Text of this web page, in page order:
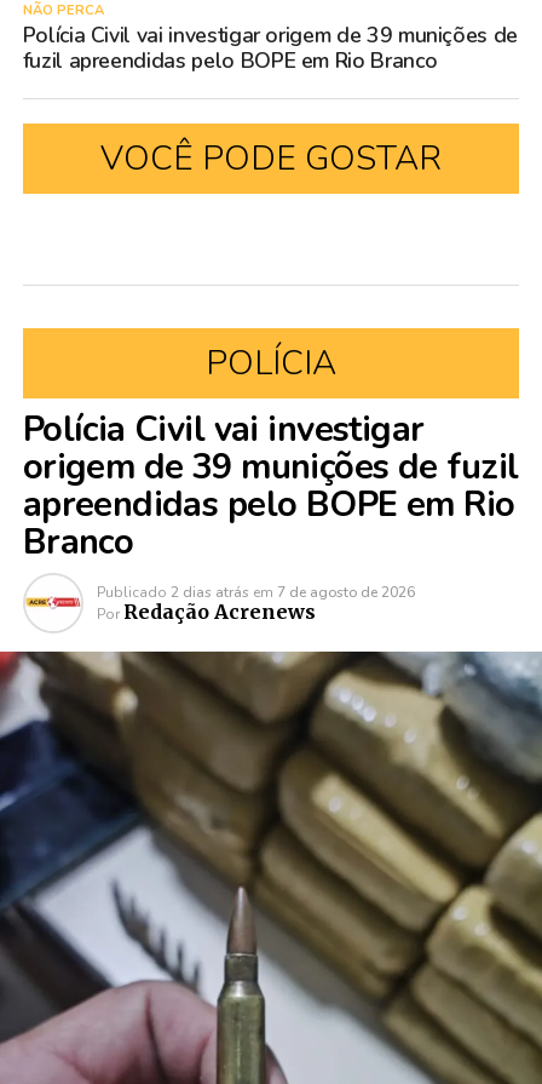
NÃO PERCA
Polícia Civil vai investigar origem de 39 munições de
fuzil apreendidas pelo BOPE em Rio Branco
VOCÊ PODE GOSTAR
POLÍCIA
Polícia Civil vai investigar
origem de 39 munições de fuzil
apreendidas pelo BOPE em Rio
Branco
Publicado 2 dias atrás em 7 de agosto de 2026
Por Redação Acrenews